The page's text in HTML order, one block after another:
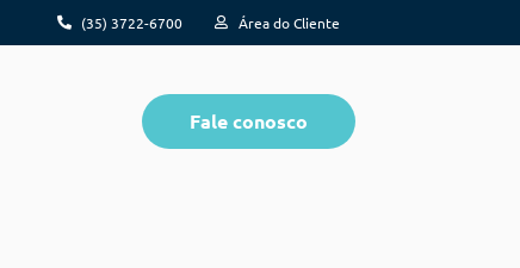
(35) 3722-6700 Área do Cliente
Fale conosco